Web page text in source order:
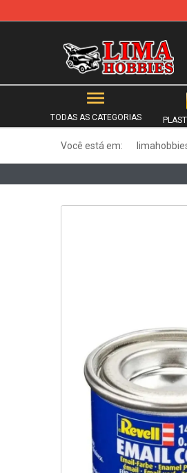
b
TODAS AS CATEGORIAS
Você está em: